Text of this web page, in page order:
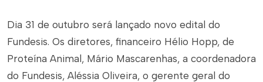
Dia 31 de outubro será lançado novo edital do
Fundesis. Os diretores, financeiro Hélio Hopp, de
Proteína Animal, Mário Mascarenhas, a coordenadora
do Fundesis, Aléssia Oliveira, o gerente geral do